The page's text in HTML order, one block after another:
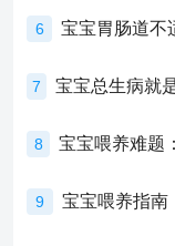
6
7
8
9 宝宝喂养指南